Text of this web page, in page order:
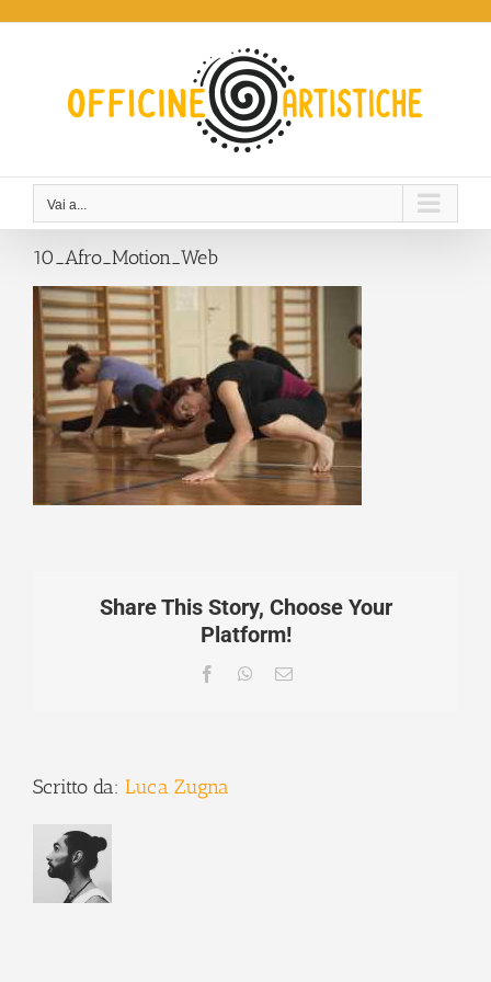
Vai a...
10_Afro_Motion_Web
Share This Story, Choose Your
Platform!
FacebookWhatsApp
Email
Scritto da: Luca Zugna